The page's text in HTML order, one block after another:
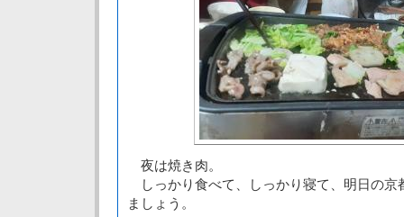
夜は焼き肉。
しっかり食べて、しっかり寝て、明日の京
ましょう。